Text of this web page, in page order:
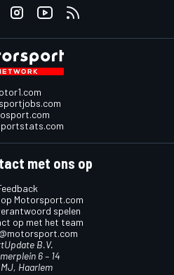
met ons op
Motorsport.com
spelen
op met het team
B.V.
6 – 14
MJ, Haarlem